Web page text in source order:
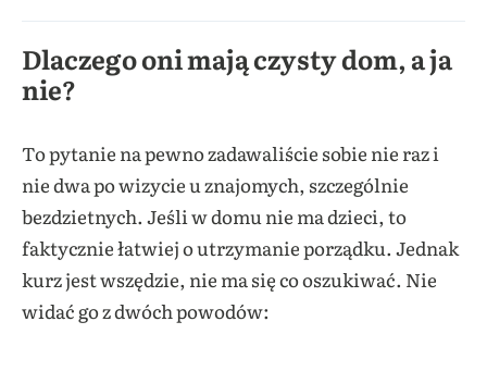
Dlaczego oni mają czysty dom, a ja
nie?
To pytanie na pewno zadawaliście sobie nie raz i
nie dwa po wizycie u znajomych, szczególnie
bezdzietnych. Jeśli w domu nie ma dzieci, to
faktycznie łatwiej o utrzymanie porządku. Jednak
kurz jest wszędzie, nie ma się co oszukiwać. Nie
widać go z dwóch powodów: